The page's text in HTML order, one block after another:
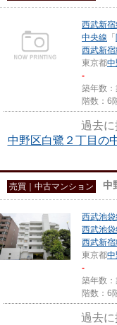
西武新宿
中央線 「
西武新宿
東京都
-
築年数
階数：6
過去に
中野区白鷺２丁目の
売買｜中古マンション 中
西武池袋
西武池袋
西武新宿
東京都
-
築年数
階数：6
過去に